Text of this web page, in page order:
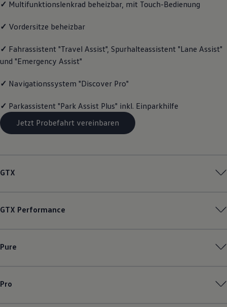
Magazin
Transport
Elektromobilität
Volkswagen R
Pannen- und Unfallhilfe
✓ Multifunktionslenkrad beheizbar, mit Touch-Bedienung
✓ Vordersitze beheizbar
✓ Fahrassistent "Travel Assist", Spurhalteassistent "Lane Assist"
und "Emergency Assist"
✓ Navigationssystem "Discover Pro"
✓ Parkassistent "Park Assist Plus" inkl. Einparkhilfe
Jetzt Probefahrt vereinbaren
GTX
GTX Performance
Pure
Pro